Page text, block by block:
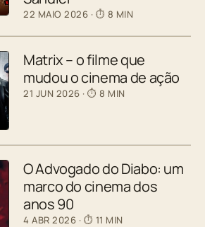
22 MAIO 2026 · ⏱ 8 MIN
Matrix – o filme que
mudou o cinema de ação
21 JUN 2026 · ⏱ 8 MIN
O Advogado do Diabo: um
marco do cinema dos
anos 90
4 ABR 2026 · ⏱ 11 MIN